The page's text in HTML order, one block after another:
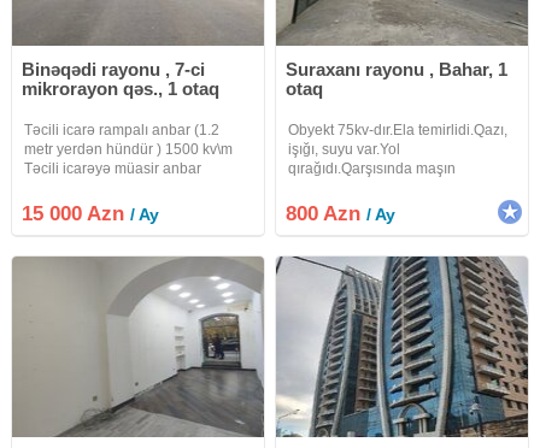
Binəqədi rayonu , 7-ci
mikrorayon qəs., 1 otaq
Təcili icarə rampalı anbar (1.2
metr yerdən hündür ) 1500 kv\m
Təcili icarəyə müasir anbar
mebel məişət texnikası və sair
üçün 1500 kv\m Dərnəgül metrosu
15 000 Azn/ Ay
Suraxanı rayonu , Bahar, 1
otaq
Obyekt 75kv-dır.Ela temirlidi.Qazı,
işığı, suyu var.Yol
qırağıdı.Qarşısında maşın
800 Azn/ Ay